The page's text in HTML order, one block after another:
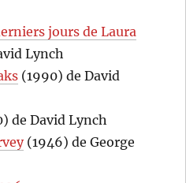
jours de Laura
Lynch
(1990) de David
de David Lynch
(1946) de George